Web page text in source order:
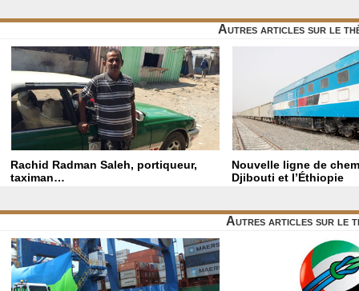
Autres articles sur le
Rachid Radman Saleh, portiqueur,
taximan…
Nouvelle ligne de
Djibouti et l’Éthiopie
Autres articles sur le